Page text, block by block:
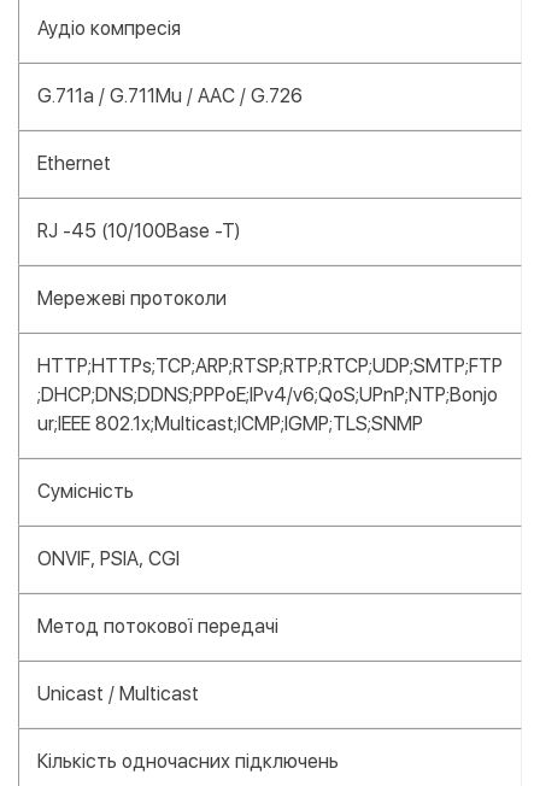
Аудіо компресія
G.711a / G.711Mu / AAC / G.726
Ethernet
RJ -45 (10/100Base -T)
Мережеві протоколи
HTTP;HTTPs;TCP;ARP;RTSP;RTP;RTCP;UDP;SMTP;FTP
;DHCP;DNS;DDNS;PPPoE;IPv4/v6;QoS;UPnP;NTP;Bonjo
ur;IEEE 802.1x;Multicast;ICMP;IGMP;TLS;SNMP
Сумісність
ONVIF, PSIA, CGI
Метод потокової передачі
Unicast / Multicast
Кількість одночасних підключень